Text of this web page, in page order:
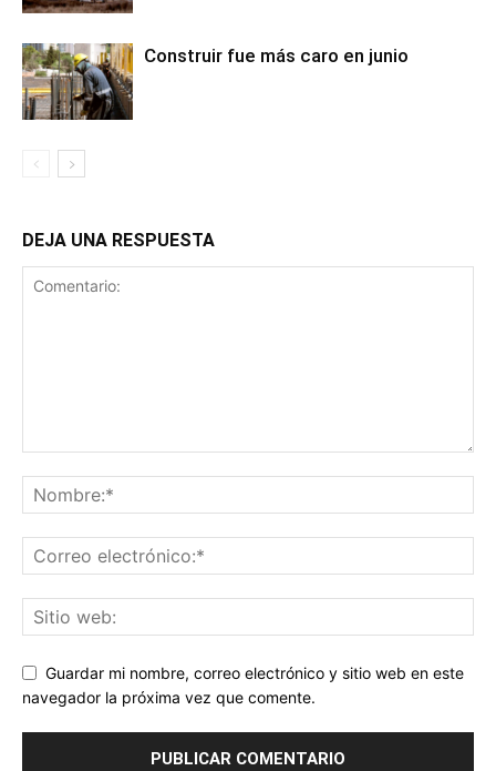
Construir fue más caro en junio
DEJA UNA RESPUESTA
Guardar mi nombre, correo electrónico y sitio web en este
navegador la próxima vez que comente.